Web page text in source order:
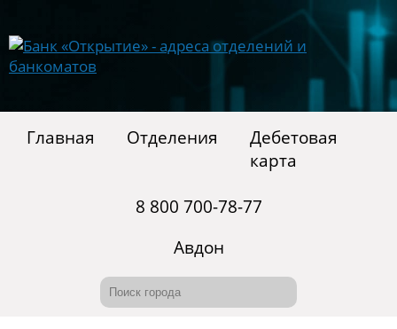
Главная Отделения
Дебетовая
карта
8 800 700-78-77
Авдон